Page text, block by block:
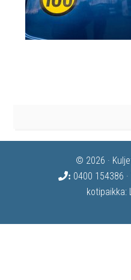
© 2026 ·
: 0400 154386
kotipaikka: